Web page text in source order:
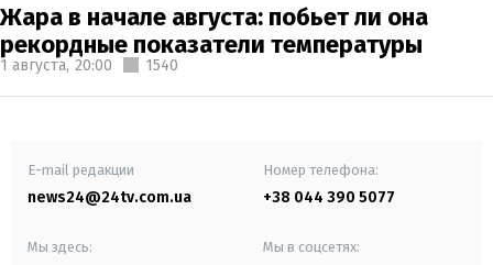
Жара в начале августа: побьет ли она
рекордные показатели температуры
1 августа, 20:00 1540
E-mail редакции
news24@24tv.com.ua
Номер телефона:
+38 044 390 5077
Мы здесь: Мы в соцсетях: